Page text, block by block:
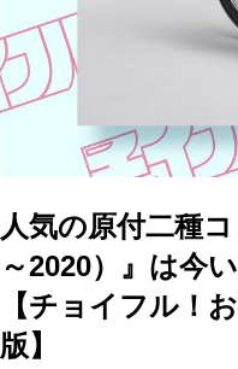
人気の原付二種
～2020）』は今
【チョイフル！
版】